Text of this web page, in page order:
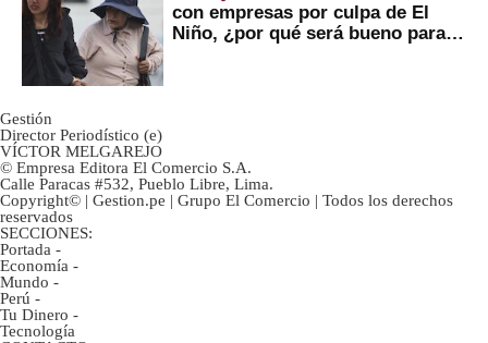
con empresas por culpa de El
Niño, ¿por qué será bueno para
Gestión
Director Periodístico (e)
VÍCTOR MELGAREJO
© Empresa Editora El Comercio S.A.
Calle Paracas #532, Pueblo Libre, Lima.
Copyright© | Gestion.pe | Grupo El Comercio | Todos los derechos
reservados
SECCIONES:
Portada -
Economía -
Mundo -
Perú -
Tu Dinero -
Tecnología